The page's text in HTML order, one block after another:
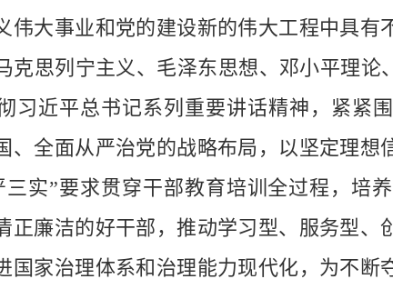
伟大事业和党的建设新的伟大工程中具有
克思列宁主义、毛泽东思想、邓小平理论
习近平总书记系列重要讲话精神，紧紧
、全面从严治党的战略布局，以坚定理想
三实”要求贯穿干部教育培训全过程，培
正廉洁的好干部，推动学习型、服务型、
国家治理体系和治理能力现代化，为不断